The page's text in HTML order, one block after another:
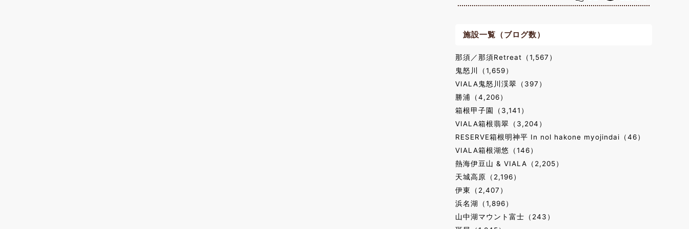
施設一覧（ブログ数）
那須／那須Retreat（1,567）
鬼怒川（1,659）
VIALA鬼怒川渓翠（397）
勝浦（4,206）
箱根甲子園（3,141）
VIALA箱根翡翠（3,204）
RESERVE箱根明神平 In nol hakone myojindai（46）
VIALA箱根湖悠（146）
熱海伊豆山 & VIALA（2,205）
天城高原（2,196）
伊東（2,407）
浜名湖（1,896）
山中湖マウント富士（243）